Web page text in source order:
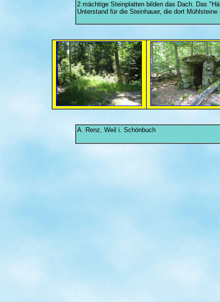
2 mächtige Steinplatten bilden das Dach. Das
Unterstand für die Steinhauer, die dort Mühlsteine
A. Renz, Weil i. Schönbuch